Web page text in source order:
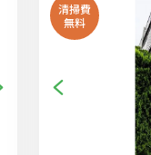
清掃費
無料